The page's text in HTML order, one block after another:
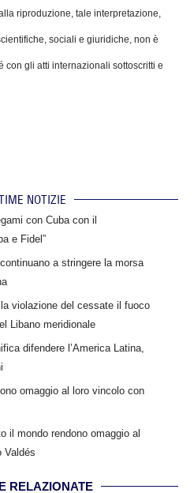
riproduzione, tale interpretazione,
sociali e giuridiche, non è
con gli atti internazionali sottoscritti e
NOTIZIE
con Cuba con il
e Fidel”
a stringere la morsa
violazione del cessate il fuoco
Libano meridionale
difendere l’America Latina,
omaggio al loro vincolo con
il mondo rendono omaggio al
Valdés
RELAZIONATE